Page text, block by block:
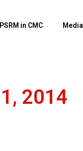
PSRM in CMC Media
2014